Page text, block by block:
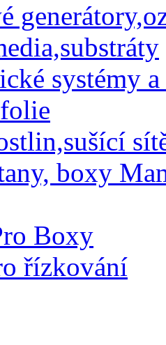
systémy
boxy
Boxy
řízkování